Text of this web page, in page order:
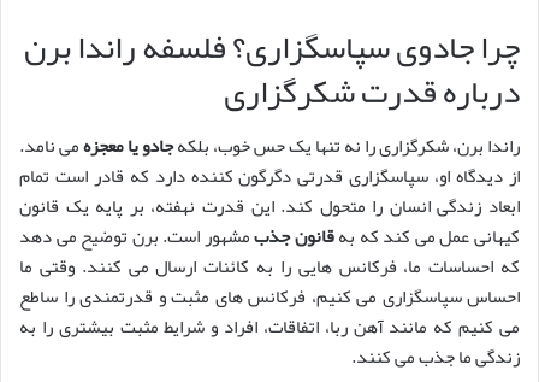
چرا جادوی سپاسگزاری؟ فلسفه راندا برن
درباره قدرت شکرگزاری
راندا برن، شکرگزاری را نه تنها یک حس خوب، بلکهجادو یا معجزهمی نامد.
از دیدگاه او، سپاسگزاری قدرتی دگرگون کننده دارد که قادر است تمام
ابعاد زندگی انسان را متحول کند. این قدرت نهفته، بر پایه یک قانون
کیهانی عمل می کند که بهقانون جذبمشهور است. برن توضیح می دهد
که احساسات ما، فرکانس هایی را به کائنات ارسال می کنند. وقتی ما
احساس سپاسگزاری می کنیم، فرکانس های مثبت و قدرتمندی را ساطع
می کنیم که مانند آهن ربا، اتفاقات، افراد و شرایط مثبت بیشتری را به
زندگی ما جذب می کنند.